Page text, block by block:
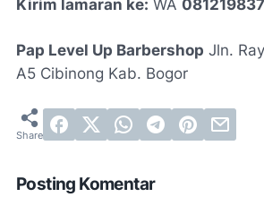
Kirim lamaran ke: WA
Pap Level Up Barbershop Jln.
A5 Cibinong Kab. Bogor
Posting Komentar